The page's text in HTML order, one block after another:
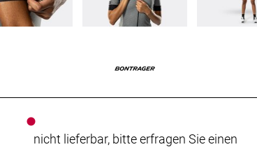
nicht lieferbar, bitte erfragen Sie einen